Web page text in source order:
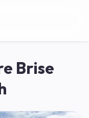
Brise